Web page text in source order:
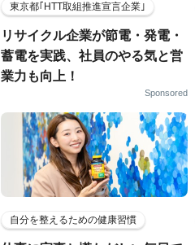
東京都｢HTT取組推進宣言企業｣
リサイクル企業が節電・発電・
蓄電を実践、社員のやる気と営
業力も向上！
Sponsored
自分を整えるための健康習慣